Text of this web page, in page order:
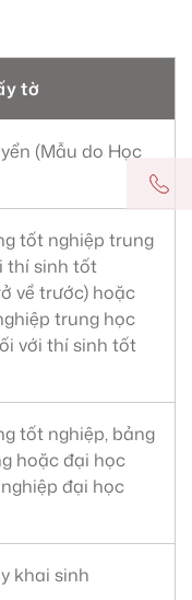
tờ
(Mẫu do Học
tốt nghiệp trung
thí sinh tốt
về trước) hoặc
trung học
với thí sinh tốt
tốt nghiệp, bảng
hoặc đại học
đại học
khai sinh